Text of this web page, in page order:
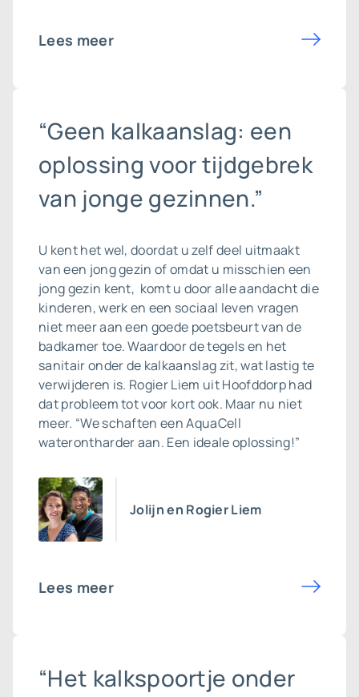
Lees meer
“Geen kalkaanslag: een
oplossing voor tijdgebrek
van jonge gezinnen.”
U kent het wel, doordat u zelf deel uitmaakt
van een jong gezin of omdat u misschien een
jong gezin kent, komt u door alle aandacht die
kinderen, werk en een sociaal leven vragen
niet meer aan een goede poetsbeurt van de
badkamer toe. Waardoor de tegels en het
sanitair onder de kalkaanslag zit, wat lastig te
verwijderen is. Rogier Liem uit Hoofddorp had
dat probleem tot voor kort ook. Maar nu niet
meer. “We schaften een AquaCell
waterontharder aan. Een ideale oplossing!”
Jolijn en Rogier Liem
Lees meer
“Het kalkspoortje onder